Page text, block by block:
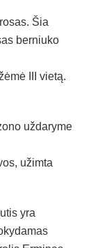
Šia
berniuko
III vietą.
uždaryme
užimta
yra